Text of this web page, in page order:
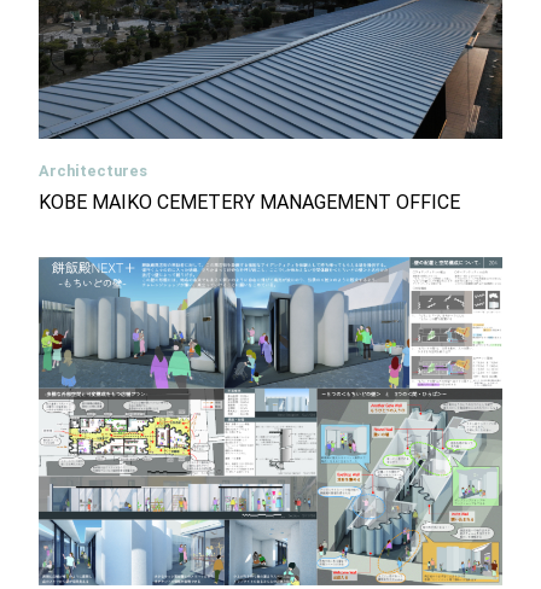
Architectures
KOBE MAIKO CEMETERY MANAGEMENT OFFICE